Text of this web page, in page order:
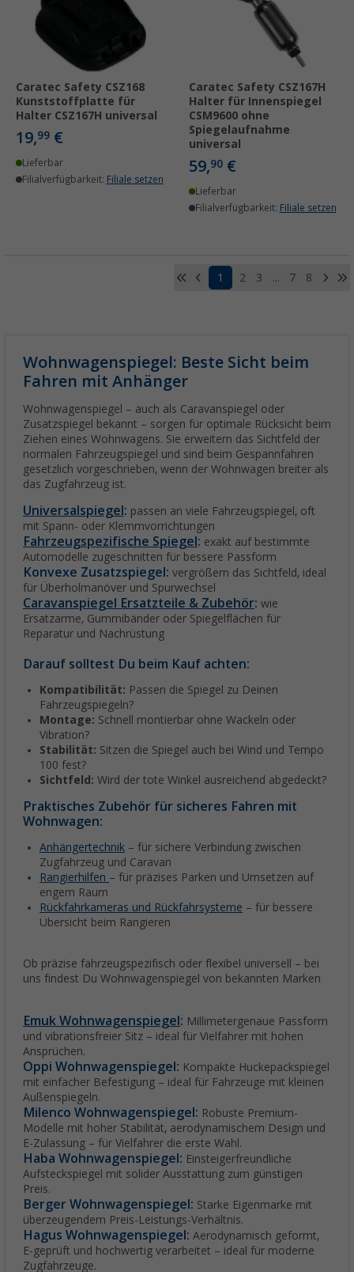
Caratec Safety CSZ168
Kunststoffplatte für
Halter CSZ167H universal
19,99 €
Lieferbar
Filialverfügbarkeit: Filiale setzen
Caratec Safety CSZ167H
Halter für Innenspiegel
CSM9600 ohne
Spiegelaufnahme
universal
59,90 €
Lieferbar
Filialverfügbarkeit: Filiale setzen
1 2 3 ... 7 8
Wohnwagenspiegel: Beste Sicht beim
Fahren mit Anhänger
Wohnwagenspiegel – auch als Caravanspiegel oder
Zusatzspiegel bekannt – sorgen für optimale Rücksicht beim
Ziehen eines Wohnwagens. Sie erweitern das Sichtfeld der
normalen Fahrzeugspiegel und sind beim Gespannfahren
gesetzlich vorgeschrieben, wenn der Wohnwagen breiter als
das Zugfahrzeug ist.
Universalspiegel : passen an viele Fahrzeugspiegel, oft
mit Spann- oder Klemmvorrichtungen
Fahrzeugspezifische Spiegel : exakt auf bestimmte
Automodelle zugeschnitten für bessere Passform
Konvexe Zusatzspiegel: vergrößern das Sichtfeld, ideal
für Überholmanöver und Spurwechsel
Caravanspiegel Ersatzteile & Zubehör: wie
Ersatzarme, Gummibänder oder Spiegelflächen für
Reparatur und Nachrüstung
Darauf solltest Du beim Kauf achten:
Kompatibilität: Passen die Spiegel zu Deinen
Fahrzeugspiegeln?
Montage: Schnell montierbar ohne Wackeln oder
Vibration?
Stabilität: Sitzen die Spiegel auch bei Wind und Tempo
100 fest?
Sichtfeld: Wird der tote Winkel ausreichend abgedeckt?
Praktisches Zubehör für sicheres Fahren mit
Wohnwagen:
Anhängertechnik – für sichere Verbindung zwischen
Zugfahrzeug und Caravan
Rangierhilfen – für präzises Parken und Umsetzen auf
engem Raum
Rückfahrkameras und Rückfahrsysteme – für bessere
Übersicht beim Rangieren
Ob präzise fahrzeugspezifisch oder flexibel universell – bei
uns findest Du Wohnwagenspiegel von bekannten Marken
Emuk Wohnwagenspiegel : Millimetergenaue Passform
und vibrationsfreier Sitz – ideal für Vielfahrer mit hohen
Ansprüchen.
Oppi Wohnwagenspiegel: Kompakte Huckepackspiegel
mit einfacher Befestigung – ideal für Fahrzeuge mit kleinen
Außenspiegeln.
Milenco Wohnwagenspiegel: Robuste Premium-
Modelle mit hoher Stabilität, aerodynamischem Design und
E-Zulassung – für Vielfahrer die erste Wahl.
Haba Wohnwagenspiegel: Einsteigerfreundliche
Aufsteckspiegel mit solider Ausstattung zum günstigen
Preis.
Berger Wohnwagenspiegel: Starke Eigenmarke mit
überzeugendem Preis-Leistungs-Verhältnis.
Hagus Wohnwagenspiegel: Aerodynamisch geformt,
E-geprüft und hochwertig verarbeitet – ideal für moderne
Zugfahrzeuge.